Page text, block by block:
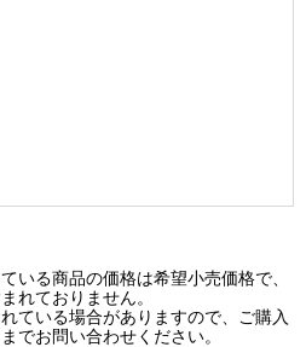
いる商品の価格は希望小売価格で、
れておりません。
ている場合がありますので、ご購入
でお問い合わせください。